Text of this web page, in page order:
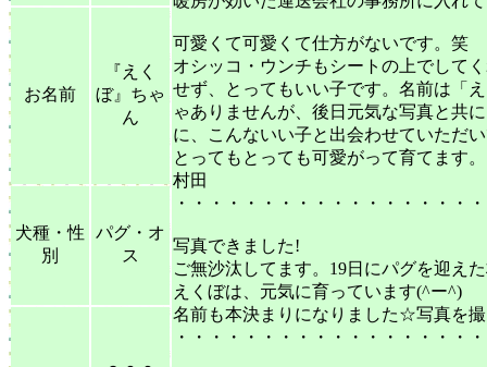
可愛くて可愛くて仕方がないです。笑
オシッコ・ウンチもシートの上でして
せず、とってもいい子です。名前は「
ゃありませんが、後日元気な写真と共
に、こんないい子と出会わせていただ
とってもとっても可愛がって育てます
村田
・・・・・・・・・・・・・・・・・
写真できました!
ご無沙汰してます。19日にパグを迎え
えくぼは、元気に育っています(^ー^)
名前も本決まりになりました☆写真を
・・・・・・・・・・・・・・・・・
お名前
『えく
ぼ』ちゃ
ん
犬種・性
別
パグ・オ
ス